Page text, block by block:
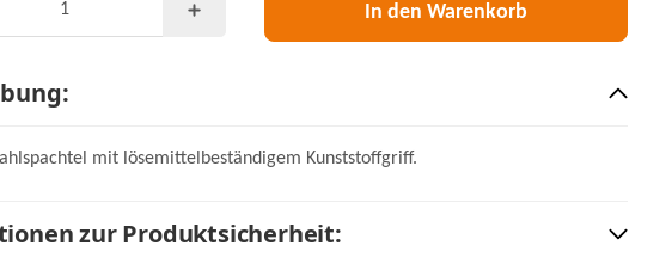
In den Warenkorb
mit lösemittelbeständigem Kunststoffgriff.
zur Produktsicherheit: